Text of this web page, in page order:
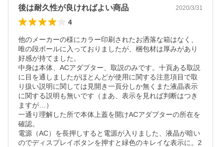
後は耐久性が良ければよい商品 2020/3/31
4
他のメーカーの様にカラー印刷されたお洒落な箱はなく、
唯の段ボールに入っておりましたが、梱包材は厚みがあり
好感が持てました。
中身は本体、ACアダプター、取説のみです。十頁ある取説
に目を通しましたがほとんどが使用に関する注意項目で取
り扱い説明に関しては見開き一頁分しか無くまた液晶表示
に関する説明も無いです（まあ、表示を見れば判断はつき
ますが…）
一通り理解した所で本体上蓋を開けACアダプターの所在を
確認。
電源（AC）を長押しすると電源が入りました、液晶が暗い
のでディスプレイボタンを押すと緑色のキレイな表示に。2